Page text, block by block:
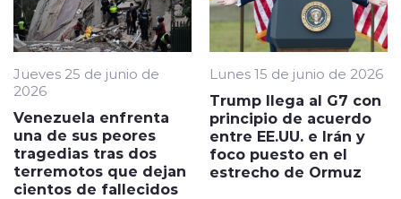
Jueves 25 de junio de
2026
Venezuela enfrenta
una de sus peores
tragedias tras dos
terremotos que dejan
cientos de fallecidos
Lunes 15 de junio de 2026
Trump llega al G7 con
principio de acuerdo
entre EE.UU. e Irán y
foco puesto en el
estrecho de Ormuz